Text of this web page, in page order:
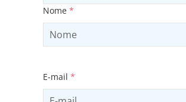
Nome *
E-mail *